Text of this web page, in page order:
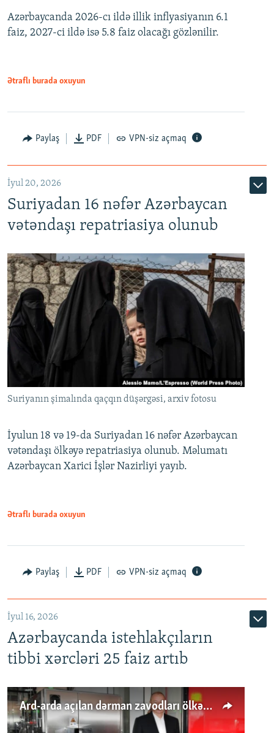
Auto
360p
480p
Azərbaycanda 2026-cı ildə illik inflyasiyanın 6.1
faiz, 2027-ci ildə isə 5.8 faiz olacağı gözlənilir.
Ətraflı burada oxuyun
Paylaş PDF VPN-siz açmaq
İyul 20, 2026
Suriyadan 16 nəfər Azərbaycan
vətəndaşı repatriasiya olunub
Suriyanın şimalında qaçqın düşərgəsi, arxiv fotosu
İyulun 18 və 19-da Suriyadan 16 nəfər Azərbaycan
vətəndaşı ölkəyə repatriasiya olunub. Məlumatı
Azərbaycan Xarici İşlər Nazirliyi yayıb.
Ətraflı burada oxuyun
Paylaş PDF VPN-siz açmaq
İyul 16, 2026
Azərbaycanda istehlakçıların
tibbi xərcləri 25 faiz artıb
Ard-arda açılan dərman zavodları ölkənin tələbatını ödəyirmi?